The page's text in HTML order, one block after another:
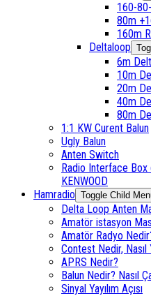
160-
80m
160m
Deltaloop
6m
10m
20m
40m
80m
1:1 KW Curent Balun
Ugly Balun
Anten Switch
Radio Interface Box
KENWOOD
Hamradio Toggle Child
Delta Loop Anten
Amatör istasyon
Amatör Radyo
Contest Nedir, Nasıl
APRS Nedir?
Balun Nedir? Nasıl
Sinyal Yayılım Açısı